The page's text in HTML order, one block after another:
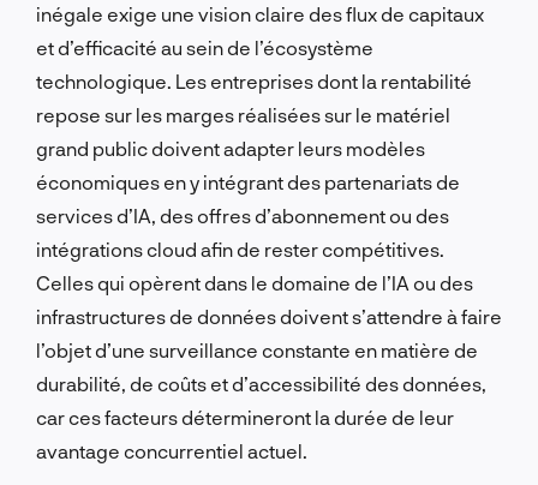
inégale exige une vision claire des flux de capitaux
et d’efficacité au sein de l’écosystème
technologique. Les entreprises dont la rentabilité
repose sur les marges réalisées sur le matériel
grand public doivent adapter leurs modèles
économiques en y intégrant des partenariats de
services d’IA, des offres d’abonnement ou des
intégrations cloud afin de rester compétitives.
Celles qui opèrent dans le domaine de l’IA ou des
infrastructures de données doivent s’attendre à faire
l’objet d’une surveillance constante en matière de
durabilité, de coûts et d’accessibilité des données,
car ces facteurs détermineront la durée de leur
avantage concurrentiel actuel.